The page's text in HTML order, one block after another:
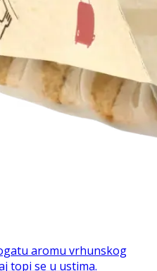
aromu vrhunskog
topi se u ustima.